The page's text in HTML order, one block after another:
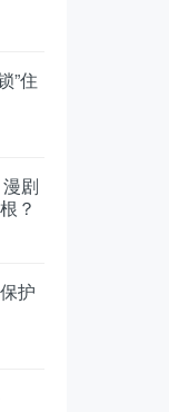
”住
剧
？
护